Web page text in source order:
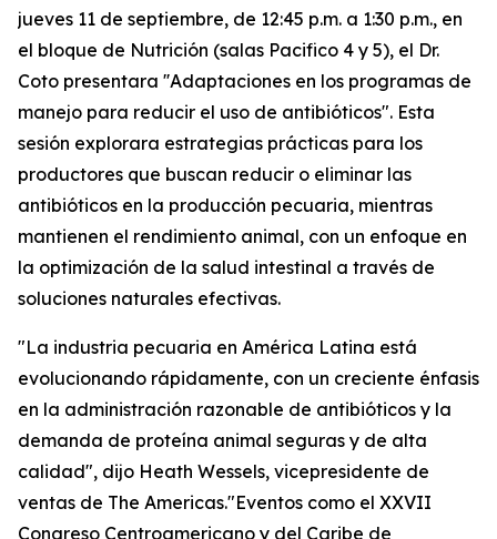
jueves 11 de septiembre, de 12:45 p.m. a 1:30 p.m., en
el bloque de Nutrición (salas Pacifico 4 y 5), el Dr.
Coto presentara ''Adaptaciones en los programas de
manejo para reducir el uso de antibióticos". Esta
sesión explorara estrategias prácticas para los
productores que buscan reducir o eliminar las
antibióticos en la producción pecuaria, mientras
mantienen el rendimiento animal, con un enfoque en
la optimización de la salud intestinal a través de
soluciones naturales efectivas.
"La industria pecuaria en América Latina está
evolucionando rápidamente, con un creciente énfasis
en la administración razonable de antibióticos y la
demanda de proteína animal seguras y de alta
calidad", dijo Heath Wessels, vicepresidente de
ventas de The Americas."Eventos como el XXVII
Congreso Centroamericano y del Caribe de